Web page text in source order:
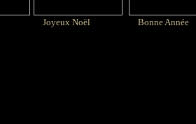
Joyeux Noël Bonne Année